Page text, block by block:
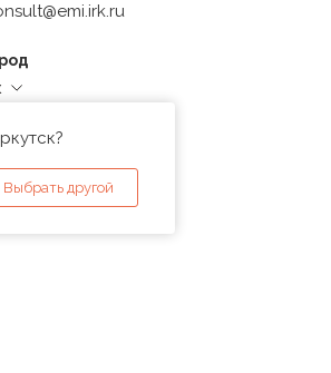
Выбрать другой